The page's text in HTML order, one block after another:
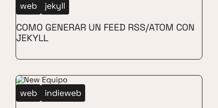
web jekyll
COMO GENERAR UN FEED RSS/ATOM CON
JEKYLL
web indieweb